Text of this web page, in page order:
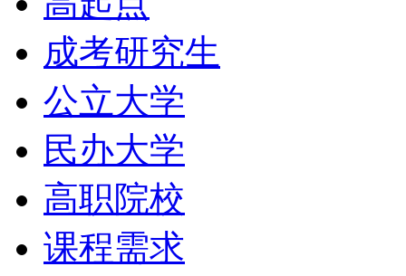
成考研究生
公立大学
民办大学
高职院校
课程需求